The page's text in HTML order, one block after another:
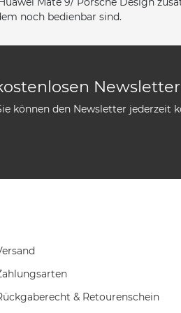
noch bedienbar sind.
Newsletter
können den Newsletter jederzeit
& Retourenschein